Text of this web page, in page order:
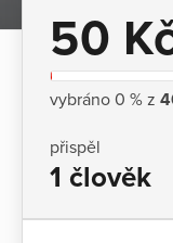
50
vybráno 0 % z
přispěl
1 člověk